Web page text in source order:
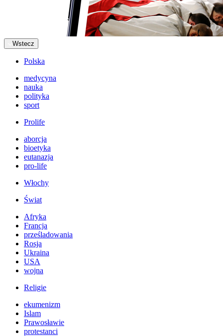
Wstecz
Polska
medycyna
nauka
polityka
sport
Prolife
aborcja
bioetyka
eutanazja
pro-life
Włochy
Świat
Afryka
Francja
prześladowania
Rosja
Ukraina
USA
wojna
Religie
ekumenizm
Islam
Prawosławie
protestanci